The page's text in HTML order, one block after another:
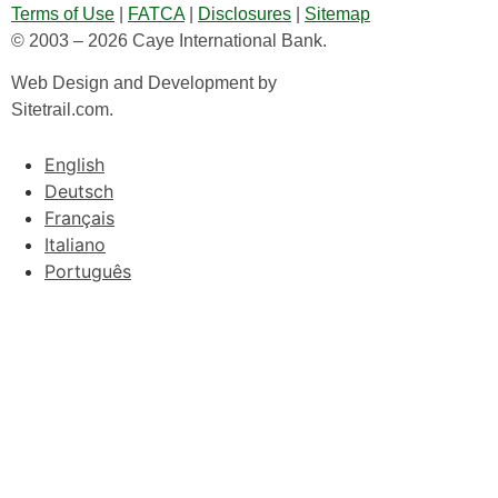
Terms of Use FATCA| Disclosures
Sitemap
© 2003 – 2026 Caye International Bank.
Web Design and Development by
Sitetrail.com.
English
Deutsch
Français
Italiano
Português